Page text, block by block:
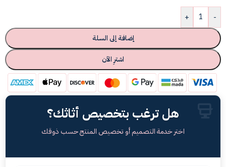
-
+
إضافة إلى السلة
اشترِ الآن
هل ترغب بتخصيص أثاثك؟
اختر خدمة التصميم أو تخصيص المنتج حسب ذوقك